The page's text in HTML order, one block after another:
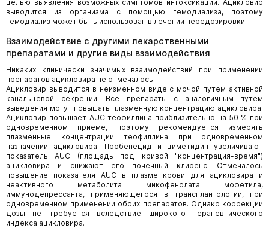
целью выявления возможных симптомов интоксикации. Ацикловир
выводится из организма с помощью гемодиализа, поэтому
гемодиализ может быть использован в лечении передозировки.
Взаимодействие с другими лекарственными
препаратами и другие виды взаимодействия
Никаких клинически значимых взаимодействий при применении
препаратов ацикловира не отмечалось.
Ацикловир выводится в неизменном виде с мочой путем активной
канальцевой секреции. Все препараты с аналогичным путем
выведения могут повышать плазменную концентрацию ацикловира.
Ацикловир повышает AUC теофиллина приблизительно на 50 % при
одновременном приеме, поэтому рекомендуется измерять
плазменные концентрации теофиллина при одновременном
назначении ацикловира. Пробенецид и циметидин увеличивают
показатель AUC (площадь под кривой "концентрация-время")
ацикловира и снижают его почечный клиренс. Отмечалось
повышение показателя AUC в плазме крови для ацикловира и
неактивного метаболита микофенолата мофетила,
иммунодепрессанта, применяющегося в трансплантологии, при
одновременном применении обоих препаратов. Однако коррекции
дозы не требуется вследствие широкого терапевтического
индекса ацикловира.